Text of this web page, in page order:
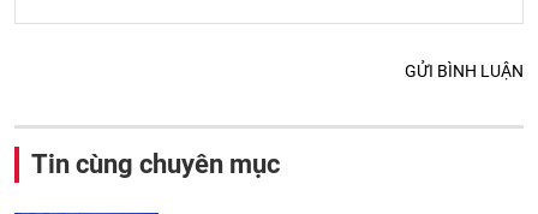
GỬI BÌNH LUẬN
Tin cùng chuyên mục